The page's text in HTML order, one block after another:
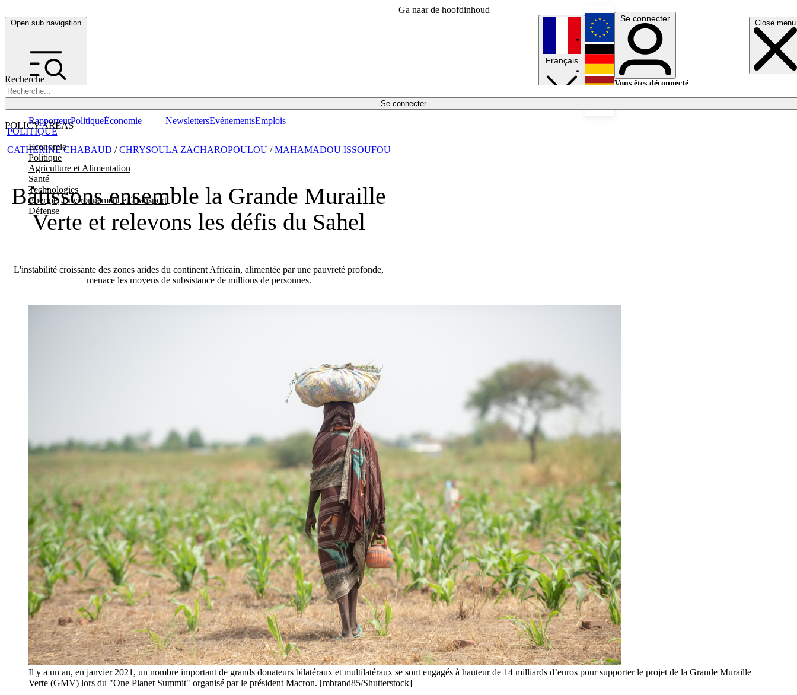
Ga naar de hoofdinhoud
Open sub navigation Close menu
Recherche
Se connecter
POLICY AREAS
Economie
Politique
Agriculture et Alimentation
Santé
Technologies
Energie, Environnement et Transport
Défense
RapporteurPolitiqueÉconomie NewslettersEvénementsEmplois
Français
English
Deutsch
Se connecter
Vous êtes déconnecté.
Bâtissons ensemble la Grande Muraille
Verte et relevons les défis du Sahel
L'instabilité croissante des zones arides du continent Africain, alimentée par une pauvreté profonde,
menace les moyens de subsistance de millions de personnes.
CATHERINE CHABAUD /CHRYSOULA ZACHAROPOULOU /MAHAMADOU ISSOUFOU
POLITIQUE
Il y a un an, en janvier 2021, un nombre important de grands donateurs bilatéraux et multilatéraux se sont engagés à hauteur de 14 milliards d’euros pour supporter le projet de la Grande Muraille
Verte (GMV) lors du "One Planet Summit" organisé par le président Macron. [mbrand85/Shutterstock]